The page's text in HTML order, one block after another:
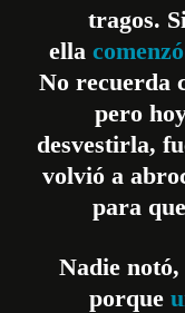
tragos.
ella
No recuerda
pero
desvestirla,
volvió a
para
Nadie notó,
porque